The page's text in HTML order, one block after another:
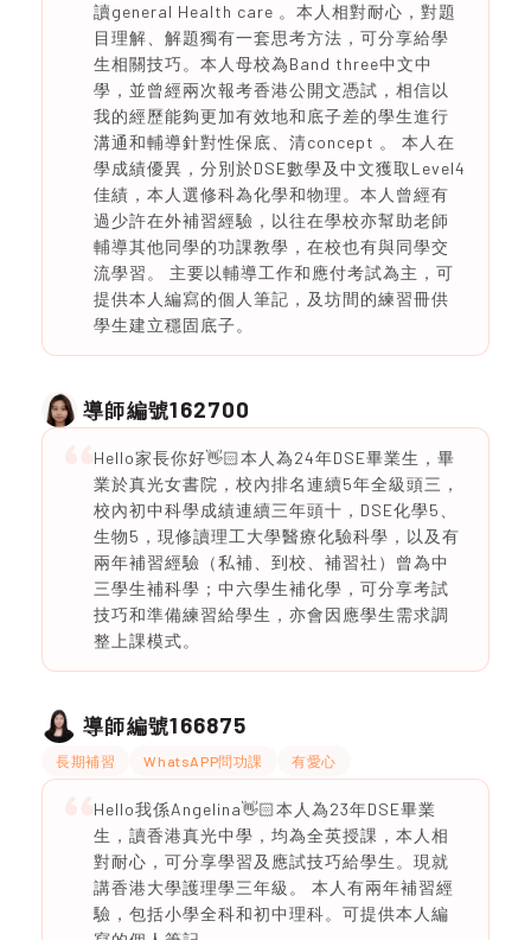
讀general Health care 。本人相對耐心，對題
目理解、解題獨有一套思考方法，可分享給學
生相關技巧。本人母校為Band three中文中
學，並曾經兩次報考香港公開文憑試，相信以
我的經歷能夠更加有效地和底子差的學生進行
溝通和輔導針對性保底、清concept 。 本人在
學成績優異，分別於DSE數學及中文獲取Level4
佳績，本人選修科為化學和物理。本人曾經有
過少許在外補習經驗，以往在學校亦幫助老師
輔導其他同學的功課教學，在校也有與同學交
流學習。 主要以輔導工作和應付考試為主，可
提供本人編寫的個人筆記，及坊間的練習冊供
學生建立穩固底子。
導師編號162700
Hello家長你好👋🏻本人為24年DSE畢業生，畢
業於真光女書院，校內排名連續5年全級頭三，
校內初中科學成績連續三年頭十，DSE化學5、
生物5，現修讀理工大學醫療化驗科學，以及有
兩年補習經驗（私補、到校、補習社）曾為中
三學生補科學；中六學生補化學，可分享考試
技巧和準備練習給學生，亦會因應學生需求調
整上課模式。
導師編號166875
長期補習 WhatsAPP問功課 有愛心
Hello我係Angelina👋🏻本人為23年DSE畢業
生，讀香港真光中學，均為全英授課，本人相
對耐心，可分享學習及應試技巧給學生。現就
講香港大學護理學三年級。 本人有兩年補習經
驗，包括小學全科和初中理科。可提供本人編